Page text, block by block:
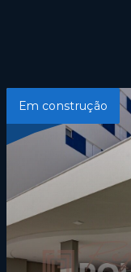
Em construção